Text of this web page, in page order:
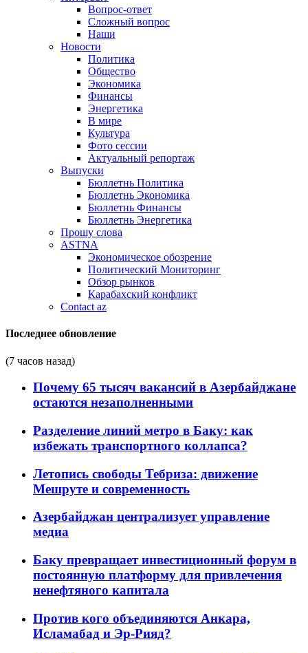
Вопрос-ответ
Сложный вопрос
Наши
Новости
Политика
Общество
Экономика
Финансы
Энергетика
В мире
Культура
Фото сессии
Актуальный репортаж
Выпуски
Бюллетнь Политика
Бюллетнь Экономика
Бюллетнь Финансы
Бюллетнь Энергетика
Прошу слова
ASTNA
Экономическое обозрение
Политический Мониторинг
Обзор рынков
Карабахский конфликт
Contact az
Последнее обновление
(7 часов назад)
Почему 65 тысяч вакансий в Азербайджане
остаются незаполненными
Разделение линий метро в Баку: как
избежать транспортного коллапса?
Летопись свободы Тебриза: движение
Мешруте и современность
Азербайджан централизует управление
медиа
Баку превращает инвестиционный форум в
постоянную платформу для привлечения
ненефтяного капитала
Против кого объединяются Анкара,
Исламабад и Эр-Рияд?